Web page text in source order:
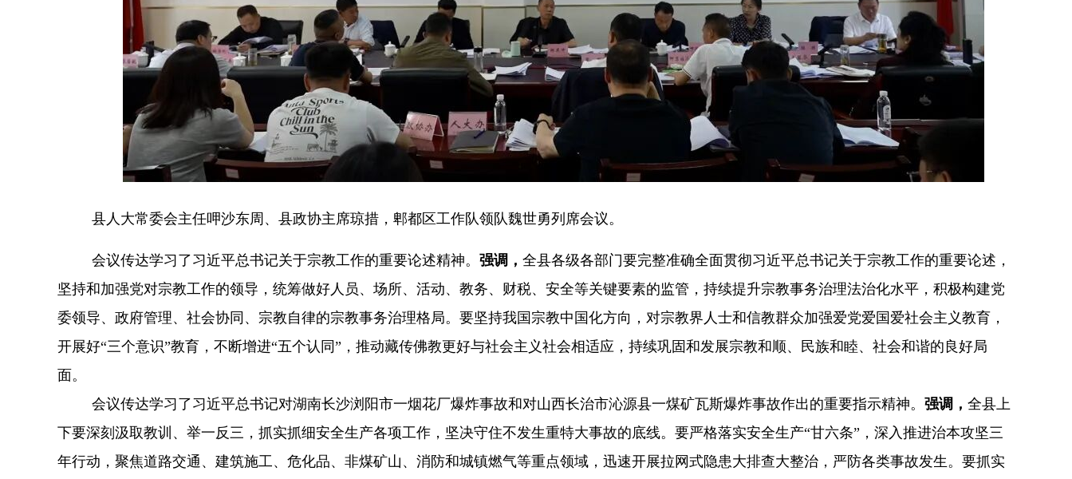
县人大常委会主任呷沙东周、县政协主席琼措，郫都区工作队领队魏世勇列席会议。
会议传达学习了习近平总书记关于宗教工作的重要论述精神。 强调， 全县各级各部门要完整准确全面贯彻习近平总书记关于宗教工作的重要论述，
坚持和加强党对宗教工作的领导，统筹做好人员、场所、活动、教务、财税、安全等关键要素的监管，持续提升宗教事务治理法治化水平，积极构建党
委领导、政府管理、社会协同、宗教自律的宗教事务治理格局。要坚持我国宗教中国化方向，对宗教界人士和信教群众加强爱党爱国爱社会主义教育，
开展好“三个意识”教育，不断增进“五个认同”，推动藏传佛教更好与社会主义社会相适应，持续巩固和发展宗教和顺、民族和睦、社会和谐的良好局
面。
会议传达学习了习近平总书记对湖南长沙浏阳市一烟花厂爆炸事故和对山西长治市沁源县一煤矿瓦斯爆炸事故作出的重要指示精神。 强调， 全县上
下要深刻汲取教训、举一反三，抓实抓细安全生产各项工作，坚决守住不发生重特大事故的底线。要严格落实安全生产“甘六条”，深入推进治本攻坚三
年行动，聚焦道路交通、建筑施工、危化品、非煤矿山、消防和城镇燃气等重点领域，迅速开展拉网式隐患大排查大整治，严防各类事故发生。要抓实